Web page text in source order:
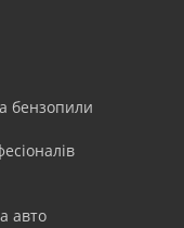
бензопили
авто